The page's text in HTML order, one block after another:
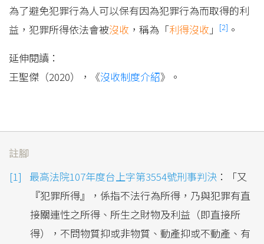
為了避免犯罪行為人可以保有因為犯罪行為而取得的利
益，犯罪所得依法會被沒收 ，稱為「利得沒收 」 [2] 。
延伸閱讀：
王聖傑（2020），《沒收制度介紹》。
註腳
最高法院107年度台上字第3554號刑事判決 ：「又
『犯罪所得』，係指不法行為所得，乃與犯罪有直
接關連性之所得、所生之財物及利益（即直接所
得），不問物質抑或非物質、動產抑或不動產、有